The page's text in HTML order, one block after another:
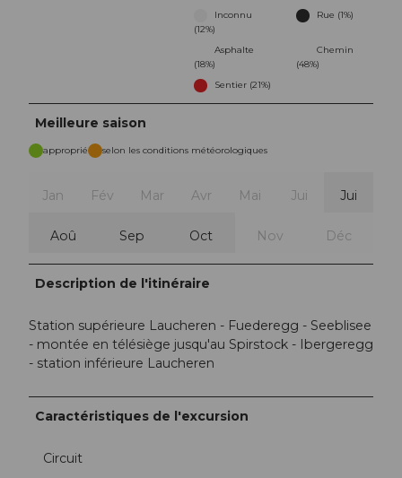
Inconnu
(12%)
Rue (1%)
Asphalte
(18%)
Chemin
(48%)
Sentier (21%)
Meilleure saison
approprié selon les conditions météorologiques
Jan Fév Mar Avr Mai Jui Jui
Aoû Sep Oct Nov Déc
Description de l'itinéraire
Station supérieure Laucheren - Fuederegg - Seeblisee
- montée en télésiège jusqu'au Spirstock - Ibergeregg
- station inférieure Laucheren
Caractéristiques de l'excursion
Circuit